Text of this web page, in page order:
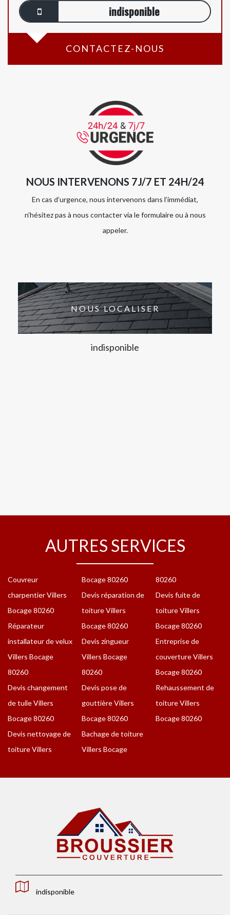
indisponible
CONTACTEZ-NOUS
NOUS INTERVENONS 7J/7 ET 24H/24
En cas d’urgence, nous intervenons dans l’immédiat,
n’hésitez pas à nous contacter via le formulaire ou à nous
appeler.
NOUS LOCALISER
indisponible
AUTRES SERVICES
Couvreur
charpentier Villers
Bocage 80260
Réparateur
installateur de velux
Villers Bocage
80260
Devis changement
de tuile Villers
Bocage 80260
Devis nettoyage de
toiture Villers
Bocage 80260
Devis réparation de
toiture Villers
Bocage 80260
Devis zingueur
Villers Bocage
80260
Devis pose de
gouttière Villers
Bocage 80260
Bachage de toiture
Villers Bocage
80260
Devis fuite de
toiture Villers
Bocage 80260
Entreprise de
couverture Villers
Bocage 80260
Rehaussement de
toiture Villers
Bocage 80260
indisponible